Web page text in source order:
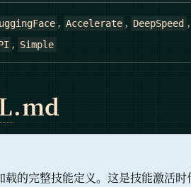
, Accelerate , DeepSpeed ,
, Simple
.md
的完整技能定义。这是技能激活时